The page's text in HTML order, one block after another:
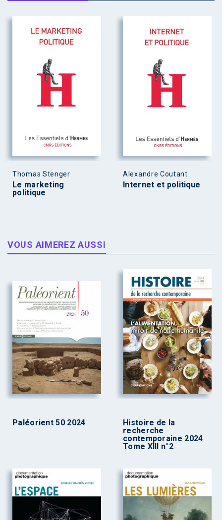
Thomas Stenger
Le marketing
politique
Alexandre Coutant
Internet et politique
VOUS AIMEREZ AUSSI
Paléorient 50 2024
Histoire de la
recherche
contemporaine 2024
Tome XIII n°2